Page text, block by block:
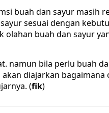
buah dan sayur masih
sesuai dengan
buah dan sayur
namun bila perlu buah
diajarkan bagaimana
(fik)